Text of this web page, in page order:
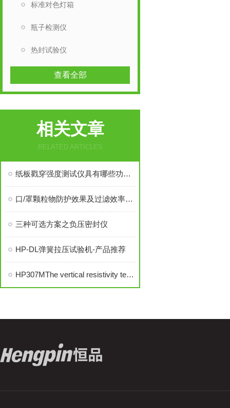
标准对色灯箱
瓶子检测仪
热封试验仪
查看全部
相关文章
RELATED ARTICLES
纸板戳穿强度测试仪具有哪些功能特点
口/罩颗粒物防护效果及过滤效率测试仪
三种可选方案之负压密封仪
HP-DL弹簧拉压试验机-产品推荐
HP307MThe vertical resistivity tester